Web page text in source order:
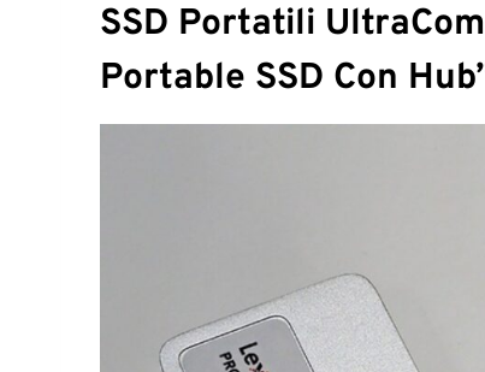
SSD Portatili
Portable SSD Con